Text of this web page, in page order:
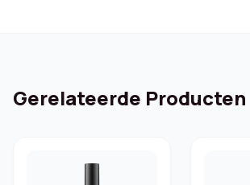
Gerelateerde Producten